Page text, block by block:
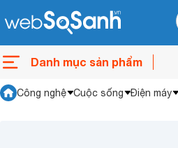
Danh mục sản phẩm
Công nghệ Cuộc sống Điện máy